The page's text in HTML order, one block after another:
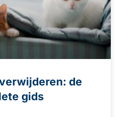
de
gids